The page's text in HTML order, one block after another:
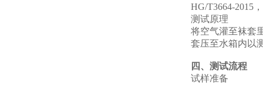
HG/T3664-2015
测试原理
将空气灌至袜套
套压至水箱内以
四、测试流程
试样准备‌